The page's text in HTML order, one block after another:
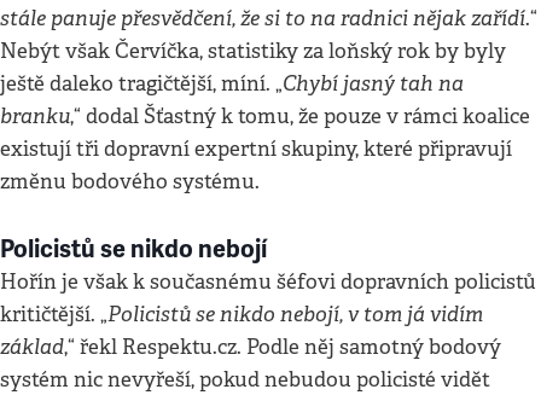
stále panuje přesvědčení, že si to na radnici nějak zařídí.“
Nebýt však Červíčka, statistiky za loňský rok by byly
ještě daleko tragičtější, míní. „Chybí jasný tah na
branku,“ dodal Šťastný k tomu, že pouze v rámci koalice
existují tři dopravní expertní skupiny, které připravují
změnu bodového systému.
Policistů se nikdo nebojí
Hořín je však k současnému šéfovi dopravních policistů
kritičtější. „Policistů se nikdo nebojí, v tom já vidím
základ,“ řekl Respektu.cz. Podle něj samotný bodový
systém nic nevyřeší, pokud nebudou policisté vidět